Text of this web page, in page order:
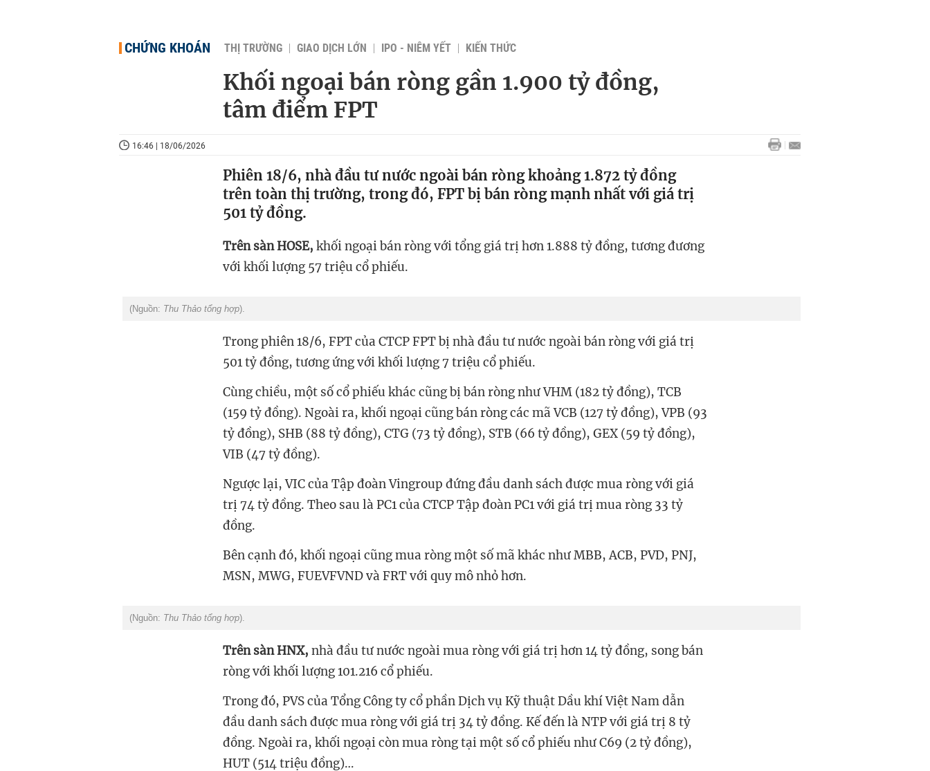
CHỨNG KHOÁN THỊ TRƯỜNG GIAO DỊCH LỚN IPO - NIÊM YẾT KIẾN THỨC
Khối ngoại bán ròng gần 1.900 tỷ đồng,
tâm điểm FPT
16:46 | 18/06/2026
Phiên 18/6, nhà đầu tư nước ngoài bán ròng khoảng 1.872 tỷ đồng
trên toàn thị trường, trong đó, FPT bị bán ròng mạnh nhất với giá trị
501 tỷ đồng.
Trên sàn HOSE, khối ngoại bán ròng với tổng giá trị hơn 1.888 tỷ đồng, tương đương
với khối lượng 57 triệu cổ phiếu.
(Nguồn: Thu Thảo tổng hợp).
Trong phiên 18/6, FPT của CTCP FPT bị nhà đầu tư nước ngoài bán ròng với giá trị
501 tỷ đồng, tương ứng với khối lượng 7 triệu cổ phiếu.
Cùng chiều, một số cổ phiếu khác cũng bị bán ròng như VHM (182 tỷ đồng), TCB
(159 tỷ đồng). Ngoài ra, khối ngoại cũng bán ròng các mã VCB (127 tỷ đồng), VPB (93
tỷ đồng), SHB (88 tỷ đồng), CTG (73 tỷ đồng), STB (66 tỷ đồng), GEX (59 tỷ đồng),
VIB (47 tỷ đồng).
Ngược lại, VIC của Tập đoàn Vingroup đứng đầu danh sách được mua ròng với giá
trị 74 tỷ đồng. Theo sau là PC1 của CTCP Tập đoàn PC1 với giá trị mua ròng 33 tỷ
đồng.
Bên cạnh đó, khối ngoại cũng mua ròng một số mã khác như MBB, ACB, PVD, PNJ,
MSN, MWG, FUEVFVND và FRT với quy mô nhỏ hơn.
(Nguồn: Thu Thảo tổng hợp).
Trên sàn HNX, nhà đầu tư nước ngoài mua ròng với giá trị hơn 14 tỷ đồng, song bán
ròng với khối lượng 101.216 cổ phiếu.
Trong đó, PVS của Tổng Công ty cổ phần Dịch vụ Kỹ thuật Dầu khí Việt Nam dẫn
đầu danh sách được mua ròng với giá trị 34 tỷ đồng. Kế đến là NTP với giá trị 8 tỷ
đồng. Ngoài ra, khối ngoại còn mua ròng tại một số cổ phiếu như C69 (2 tỷ đồng),
HUT (514 triệu đồng)…